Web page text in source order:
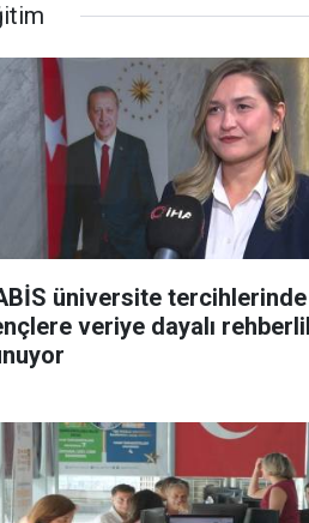
üniversite tercihlerinde
veriye dayalı